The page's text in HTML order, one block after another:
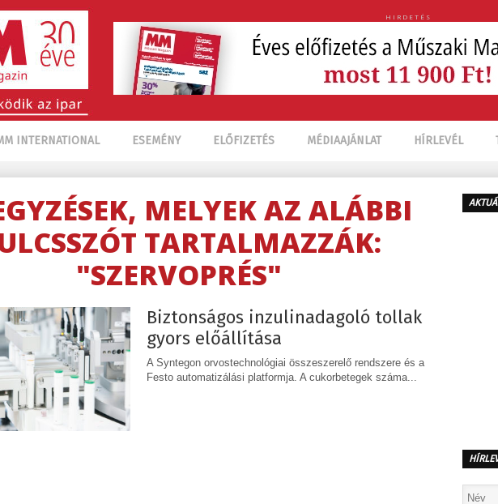
HIRDETÉS
INTERNATIONAL ESEMÉNY ELŐFIZETÉS MÉDIAAJÁNLAT HÍRLEVÉL
MELYEK AZ ALÁBBI
TARTALMAZZÁK:
"SZERVOPRÉS"
Biztonságos inzulinadagoló tollak
gyors előállítása
A Syntegon orvostechnológiai összeszerelő rendszere és a
Festo automatizálási platformja. A cukorbetegek száma...